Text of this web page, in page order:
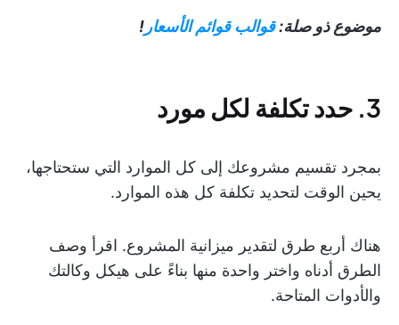
موضوع ذو صلة:قوالب قوائم الأسعار !
3. حدد تكلفة لكل مورد
بمجرد تقسيم مشروعك إلى كل الموارد التي ستحتاجها،
يحين الوقت لتحديد تكلفة كل هذه الموارد.
هناك أربع طرق لتقدير ميزانية المشروع. اقرأ وصف
الطرق أدناه واختر واحدة منها بناءً على هيكل وكالتك
والأدوات المتاحة.